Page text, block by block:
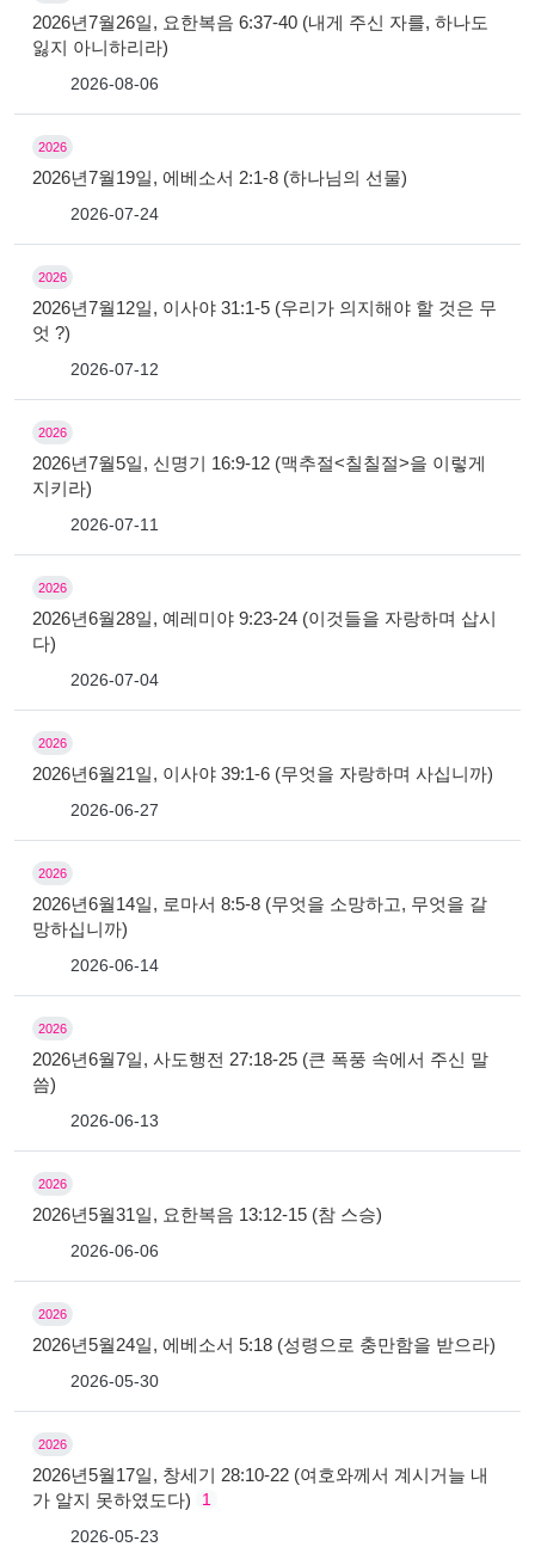
2026년7월26일, 요한복음 6:37-40 (내게 주신 자를, 하나도
잃지 아니하리라)
2026-08-06
2026
2026년7월19일, 에베소서 2:1-8 (하나님의 선물)
2026-07-24
2026
2026년7월12일, 이사야 31:1-5 (우리가 의지해야 할 것은 무
엇 ?)
2026-07-12
2026
2026년7월5일, 신명기 16:9-12 (맥추절<칠칠절>을 이렇게
지키라)
2026-07-11
2026
2026년6월28일, 예레미야 9:23-24 (이것들을 자랑하며 삽시
다)
2026-07-04
2026
2026년6월21일, 이사야 39:1-6 (무엇을 자랑하며 사십니까)
2026-06-27
2026
2026년6월14일, 로마서 8:5-8 (무엇을 소망하고, 무엇을 갈
망하십니까)
2026-06-14
2026
2026년6월7일, 사도행전 27:18-25 (큰 폭풍 속에서 주신 말
씀)
2026-06-13
2026
2026년5월31일, 요한복음 13:12-15 (참 스승)
2026-06-06
2026
2026년5월24일, 에베소서 5:18 (성령으로 충만함을 받으라)
2026-05-30
2026
2026년5월17일, 창세기 28:10-22 (여호와께서 계시거늘 내
가 알지 못하였도다)
1
2026-05-23